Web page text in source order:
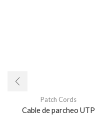
Patch Cords
Cable de parcheo UTP